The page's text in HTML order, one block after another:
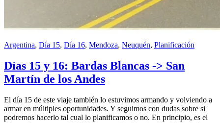
Argentina, Día 15, Día 16, Mendoza, Neuquén, Planificación
Días 15 y 16: Bardas Blancas -> San
Martín de los Andes
El día 15 de este viaje también lo estuvimos armando y volviendo a
armar en múltiples oportunidades. Y seguimos con dudas sobre si
podremos hacerlo tal cual lo planificamos o no. En principio, es el